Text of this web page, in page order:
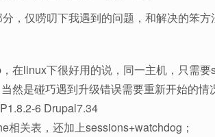
，仅唠叨下我遇到的问题，和解决的笨
在linux下很好用的说，同一主机，只需
然是碰巧遇到升级错误需要重新开始的情
6 Drupal7.34
相关表，还加上sessions+watchdog；